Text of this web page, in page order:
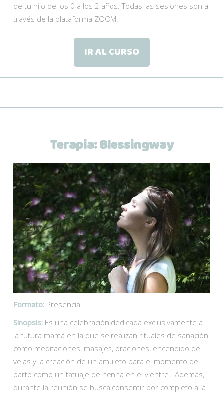
de tu hijo de los 0 a los 2 años. Todas las sesiones son a
través de la plataforma ZOOM.
IR AL CURSO
Terapia:Blessingway
Formato: Presencial
Sinopsis: Es una celebración dedicada exclusivamente a
la futura mamá en la que se realizan rituales de sanación
como meditaciones, masajes, oraciones, encendido de
velas y la creación de un amuleto para el momento del
parto como un tatuaje de henna en el vientre. Además,
durante la reunión se busca consentir por completo a la